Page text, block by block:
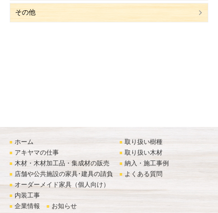
その他
ホーム
アキヤマの仕事
木材・木材加工品・集成材の販売
店舗や公共施設の家具･建具の請負
オーダーメイド家具（個人向け）
内装工事
取り扱い樹種
取り扱い木材
納入・施工事例
よくある質問
企業情報
お知らせ